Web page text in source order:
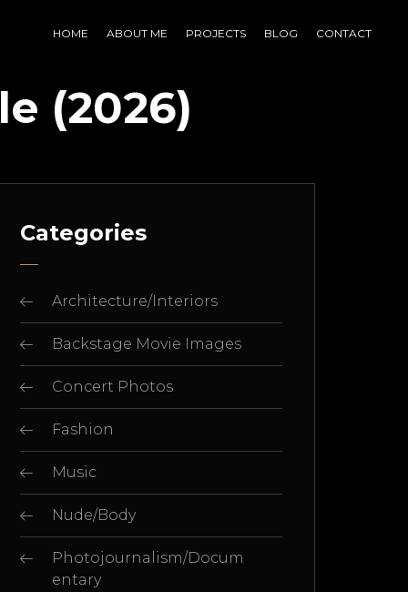
HOME ABOUT ME PROJECTS BLOG CONTACT
(2026)
Categories
Architecture/Interiors
Backstage Movie Images
Concert Photos
Fashion
Music
Nude/Body
Photojournalism/Docum
entary